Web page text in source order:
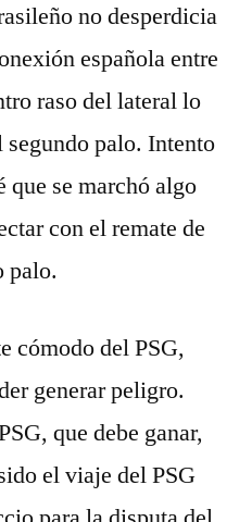
no desperdicia
española entre
raso del lateral lo
palo. Intento
que se marchó algo
con el remate de
palo.
cómodo del PSG,
generar peligro.
que debe ganar,
el viaje del PSG